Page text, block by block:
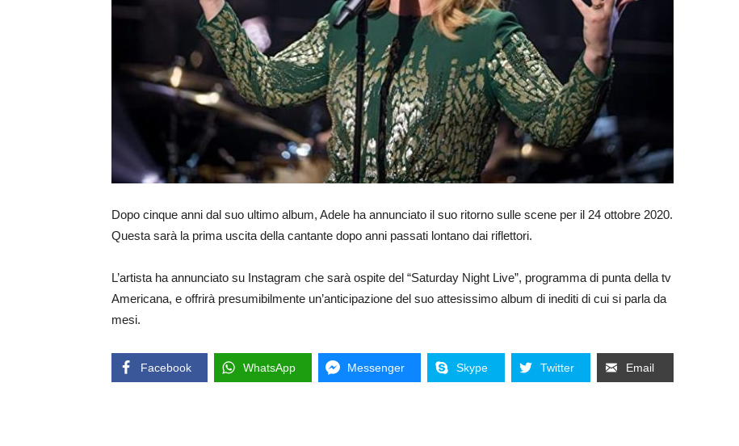
Dopo cinque anni dal suo ultimo album, Adele ha annunciato il suo ritorno sulle scene per il 24 ottobre 2020.
Questa sarà la prima uscita della cantante dopo anni passati lontano dai riflettori.
L’artista ha annunciato su Instagram che sarà ospite del “Saturday Night Live”, programma di punta della tv
Americana, e offrirà presumibilmente un’anticipazione del suo attesissimo album di inediti di cui si parla da
mesi.
Facebook WhatsApp Messenger Skype Twitter Email